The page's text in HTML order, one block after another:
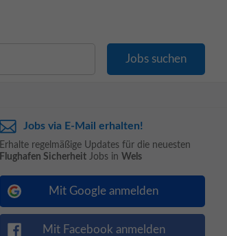
Jobs via E-Mail erhalten!
Erhalte regelmäßige Updates für die neuesten
Flughafen Sicherheit Jobs in Wels
Mit Google anmelden
Mit Facebook anmelden